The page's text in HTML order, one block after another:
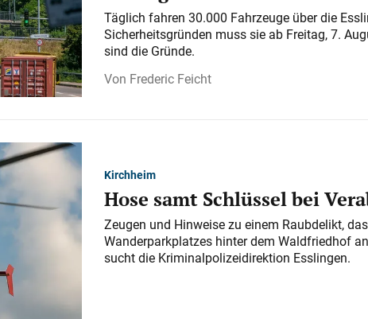
Täglich fahren 30.000 Fahrzeuge über die
Sicherheitsgründen muss sie ab Freitag, 7.
sind die Gründe.
Frederic Feicht
Kirchheim
Hose samt Schlüssel bei
Zeugen und Hinweise zu einem Raubdelikt,
Wanderparkplatzes hinter dem Waldfriedhof
sucht die Kriminalpolizeidirektion Esslingen.